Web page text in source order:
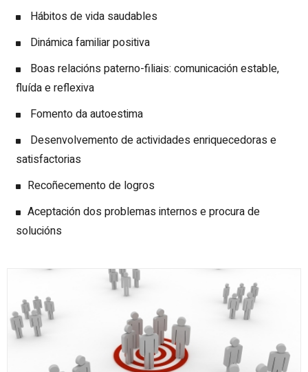
Hábitos de vida saudables
Dinámica familiar positiva
Boas relacións paterno-filiais: comunicación estable,
fluída e reflexiva
Fomento da autoestima
Desenvolvemento de actividades enriquecedoras e
satisfactorias
Recoñecemento de logros
Aceptación dos problemas internos e procura de
solucións